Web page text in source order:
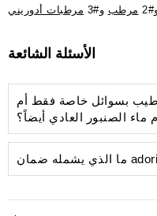
مرطب و#3 مرطبات أدوريني
الأسئلة الشائعة
بسوائل خاصة فقط أم
ماء الصنبور العادي أيضاً؟